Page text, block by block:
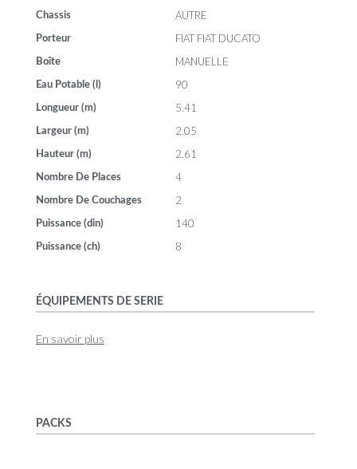
Chassis AUTRE
Porteur FIAT FIAT DUCATO
Boîte MANUELLE
Eau Potable (l) 90
Longueur (m) 5.41
Largeur (m) 2.05
Hauteur (m) 2.61
Nombre De Places 4
Nombre De Couchages 2
Puissance (din) 140
Puissance (ch) 8
ÉQUIPEMENTS DE SERIE
En savoir plus
PACKS